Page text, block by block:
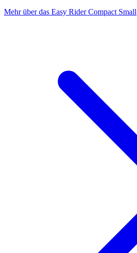
Mehr über das Easy Rider Compact Small